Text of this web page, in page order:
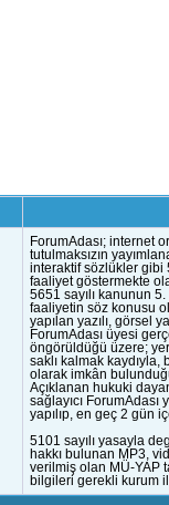
ForumAdası; internet
tutulmaksızın
interaktif sözlükler gibi
faaliyet göstermekte
5651 sayılı kanunun
faaliyetin söz konusu
yapılan yazılı, görsel
ForumAdası üyesi
öngörüldüğü üzere;
saklı kalmak
olarak imkân
Açıklanan hukuki
sağlayıcı
yapılıp, en geç 2 gün
5101 sayılı yasayla
hakkı bulunan MP3,
verilmiş olan MÜ-YAP
bilgileri gerekli kurum